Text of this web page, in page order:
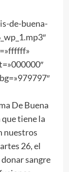
de-buena-
De Buena
tiene la
nuestros
26, el
sangre